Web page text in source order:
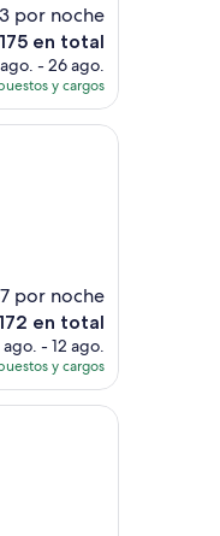
por noche
en total
- 26 ago.
y cargos
por noche
en total
ago. - 12 ago.
y cargos